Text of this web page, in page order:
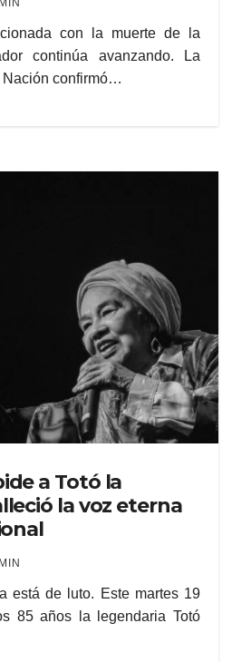
con la muerte de la
continúa avanzando. La
Nación confirmó…
a Totó la
la voz eterna
está de luto. Este martes 19
85 años la legendaria Totó